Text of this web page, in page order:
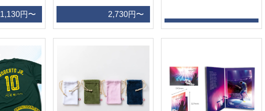
1,130円〜 2,730円〜